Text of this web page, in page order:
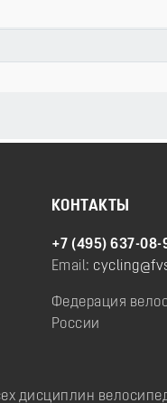
КОНТАКТЫ
+7 (495) 637-08-
Email:
Федерация
России
дисциплин